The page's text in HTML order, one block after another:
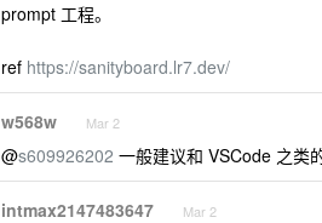
prompt 工程。
ref https://sanityboard.lr7.dev/
w568w Mar 2
@s609926202 一般建议和 VSCode 之类
intmax2147483647 Mar 2